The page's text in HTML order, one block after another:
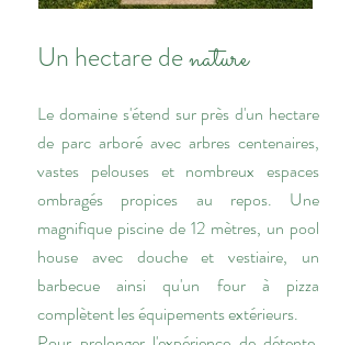
Un hectare denature
Le domaine s'étend sur près d'un hectare
de parc arboré avec arbres centenaires,
vastes pelouses et nombreux espaces
ombragés propices au repos. Une
magnifique piscine de 12 mètres, un pool
house avec douche et vestiaire, un
barbecue ainsi qu'un four à pizza
complètent les équipements extérieurs.